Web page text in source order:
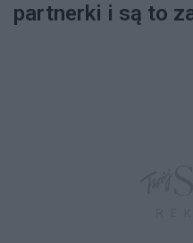
partnerki i są to